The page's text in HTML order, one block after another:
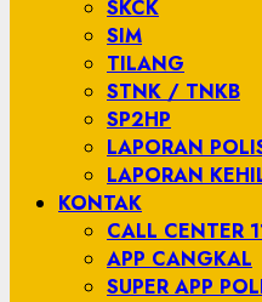
SKCK
SIM
TILANG
STNK / TNKB
SP2HP
LAPORAN
LAPORAN
KONTAK
CALL CENTER
APP CANGKAL
SUPER APP